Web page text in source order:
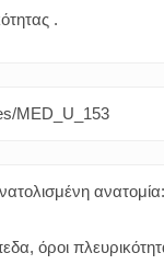
.
MED_U_153
ανατομία:
όροι